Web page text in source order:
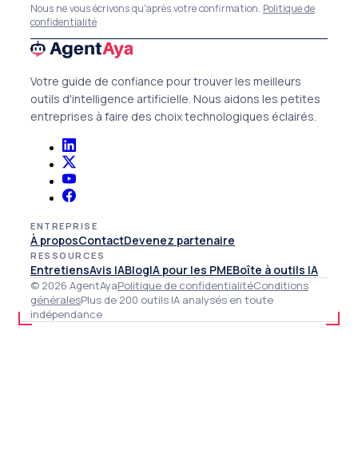
Nous ne vous écrivons qu'après votre confirmation. Politique de
confidentialité
Votre guide de confiance pour trouver les meilleurs
outils d'intelligence artificielle. Nous aidons les petites
entreprises à faire des choix technologiques éclairés.
ENTREPRISE
À proposContactDevenez partenaire
RESSOURCES
EntretiensAvis IABlogIA pour les PMEBoîte à outils IA
© 2026 AgentAyaPolitique de confidentialitéConditions
généralesPlus de 200 outils IA analysés en toute
indépendance